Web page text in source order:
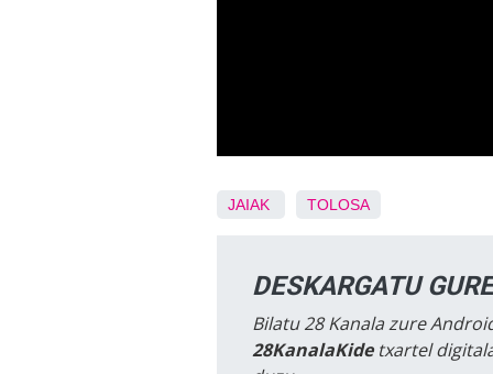
JAIAK TOLOSA
DESKARGATU
Bilatu 28 Kanala zure
28KanalaKidetxartel